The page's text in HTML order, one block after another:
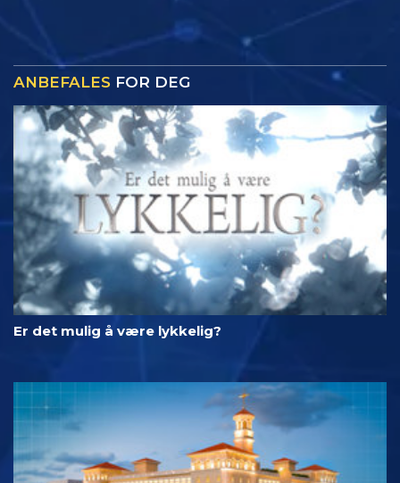
ANBEFALES FOR DEG
Er det mulig å være lykkelig?